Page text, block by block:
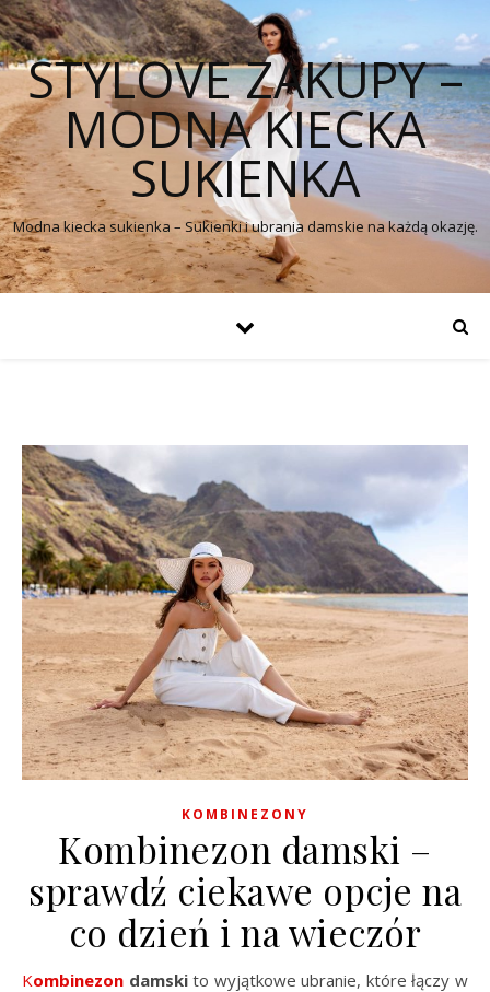
STYLOVE ZAKUPY –
MODNA KIECKA
SUKIENKA
Modna kiecka sukienka – Sukienki i ubrania damskie na każdą okazję.
KOMBINEZONY
Kombinezon damski –
sprawdź ciekawe opcje na
co dzień i na wieczór
Kombinezon damskito wyjątkowe ubranie, które łączy w